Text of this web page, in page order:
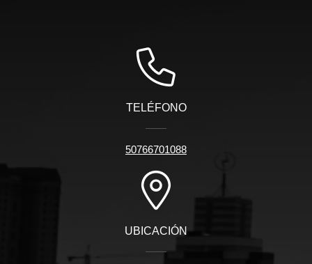
TELÉFONO
50766701088
UBICACIÓN